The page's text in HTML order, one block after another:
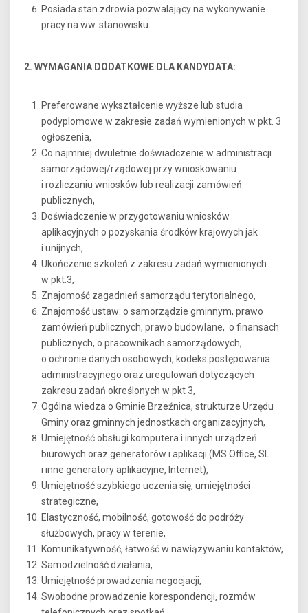
Posiada stan zdrowia pozwalający na wykonywanie
pracy na ww. stanowisku.
2. WYMAGANIA DODATKOWE DLA KANDYDATA:
Preferowane wykształcenie wyższe lub studia
podyplomowe w zakresie zadań wymienionych w pkt. 3
ogłoszenia,
Co najmniej dwuletnie doświadczenie w administracji
samorządowej/rządowej przy wnioskowaniu
i rozliczaniu wniosków lub realizacji zamówień
publicznych,
Doświadczenie w przygotowaniu wniosków
aplikacyjnych o pozyskania środków krajowych jak
i unijnych,
Ukończenie szkoleń z zakresu zadań wymienionych
w pkt.3,
Znajomość zagadnień samorządu terytorialnego,
Znajomość ustaw: o samorządzie gminnym, prawo
zamówień publicznych, prawo budowlane, o finansach
publicznych, o pracownikach samorządowych,
o ochronie danych osobowych, kodeks postępowania
administracyjnego oraz uregulowań dotyczących
zakresu zadań określonych w pkt 3,
Ogólna wiedza o Gminie Brzeźnica, strukturze Urzędu
Gminy oraz gminnych jednostkach organizacyjnych,
Umiejętność obsługi komputera i innych urządzeń
biurowych oraz generatorów i aplikacji (MS Office, SL
i inne generatory aplikacyjne, Internet),
Umiejętność szybkiego uczenia się, umiejętności
strategiczne,
Elastyczność, mobilność, gotowość do podróży
służbowych, pracy w terenie,
Komunikatywność, łatwość w nawiązywaniu kontaktów,
Samodzielność działania,
Umiejętność prowadzenia negocjacji,
Swobodne prowadzenie korespondencji, rozmów